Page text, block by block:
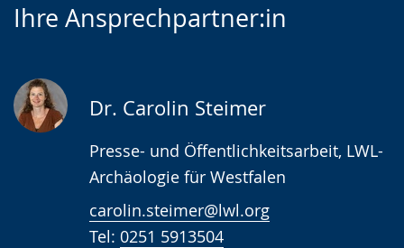
Ihre Ansprechpartner:in
Leichten
wechseln.
Audio-
Video
Deutscher
Gebärdensprache
wird
Dr. Carolin Steimer
Presse- und Öffentlichkeitsarbeit, LWL-
Archäologie für Westfalen
carolin.steimer@lwl.org
Tel: 0251 5913504